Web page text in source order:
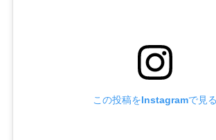
この投稿をInstagramで見る